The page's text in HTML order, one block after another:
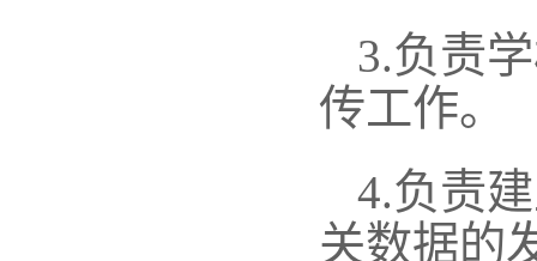
3.负责
传工作。
4.负责
关数据的